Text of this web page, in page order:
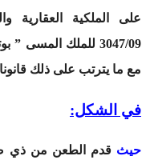
على الملكية العقارية
3047/09 للملك
مع ما يترتب على ذلك
في الشكل:
حيث قدم الطعن من ذي